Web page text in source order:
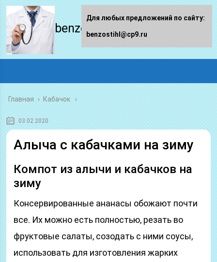
benzostihl.ru
Главная › Кабачок
03.02.2020
Алыча с кабачками на зиму
Компот из алычи и кабачков на
зиму
Консервированные ананасы обожают почти
все. Их можно есть полностью, резать во
фруктовые салаты, созодать с ними соусы,
использовать для изготовления жарких
Для любых предложений по сайту:
benzostihl@cp9.ru